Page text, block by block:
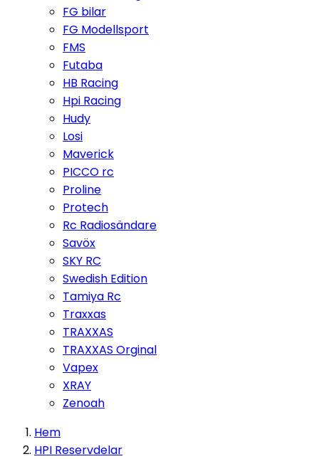
FG bilar
FG Modellsport
FMS
Futaba
HB Racing
Hpi Racing
Hudy
Losi
Maverick
PICCO rc
Proline
Protech
Rc Radiosändare
Savöx
SKY RC
Swedish Edition
Tamiya Rc
Traxxas
TRAXXAS
TRAXXAS Orginal
Vapex
XRAY
Zenoah
Hem
HPI Reservdelar